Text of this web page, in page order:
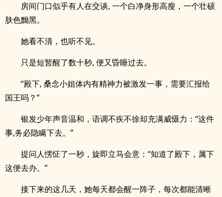
房间门口似乎有人在交谈, 一个白净身形高瘦，一个壮硕
肤色黝黑。
她看不清，也听不见。
只是短暂醒了数十秒, 便又昏睡过去。
“殿下, 桑念小姐体内有精神力被激发一事，需要汇报给
国王吗？”
银发少年声音温和，语调不疾不徐却充满威慑力：“这件
事,务必隐瞒下去。”
提问人愣怔了一秒，旋即立马会意：“知道了殿下，属下
这便去办。”
接下来的这几天，她每天都会醒一阵子，每次都能清晰